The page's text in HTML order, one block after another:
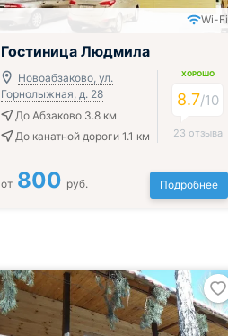
Wi-Fi
Гостиница Людмила
Новоабзаково, ул.
Горнолыжная, д. 28
До Абзаково 3.8 км
До канатной дороги 1.1 км
ХОРОШО
8.7/10
23 отзыва
от 800 руб. Подробнее